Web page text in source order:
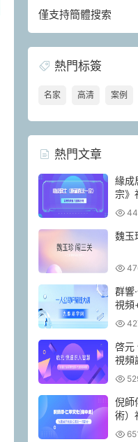
僅支持簡體搜索
熱門标簽
名家 高清 案例
熱門文章
緣成
宗》
魏玉
群響
視頻
啓元
視頻
倪師
術）